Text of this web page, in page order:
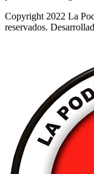
Copyright 2022 La
reservados.